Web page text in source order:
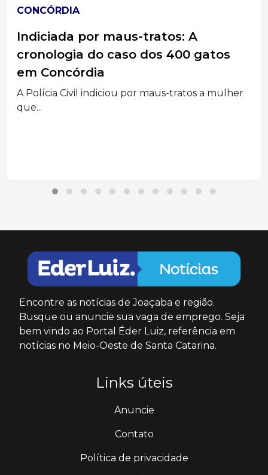
CONCÓRDIA
Gatos doentes e insalubridade
adiam resgate de 400 felinos em
Concórdia
Resgate de cerca de 400 gatos que vivem em...
Encontre as notícias de Joaçaba e região.
Busque ou anuncie sua vaga de emprego. Seja
bem vindo ao Portal Éder Luiz, referência em
notícias no Meio-Oeste de Santa Catarina.
Links úteis
Anuncie
Contato
Política de privacidade